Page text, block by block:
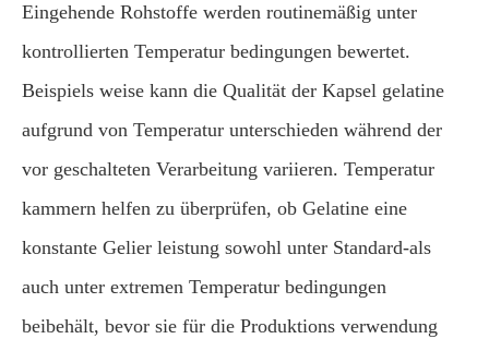
Eingehende Rohstoffe werden routinemäßig unter
kontrollierten Temperatur bedingungen bewertet.
Beispiels weise kann die Qualität der Kapsel gelatine
aufgrund von Temperatur unterschieden während der
vor geschalteten Verarbeitung variieren. Temperatur
kammern helfen zu überprüfen, ob Gelatine eine
konstante Gelier leistung sowohl unter Standard-als
auch unter extremen Temperatur bedingungen
beibehält, bevor sie für die Produktions verwendung